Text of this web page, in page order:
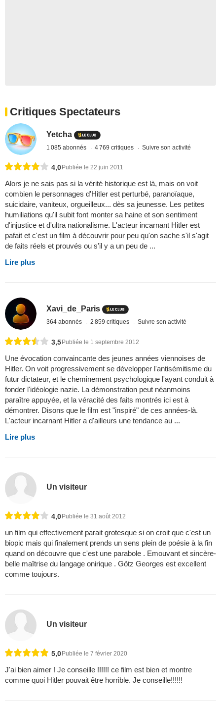
Critiques Spectateurs
Yetcha
1 085 abonnés 4 769 critiques Suivre son activité
4,0 Publiée le 22 juin 2011
Alors je ne sais pas si la vérité historique est là, mais on voit
combien le personnages d'Hitler est perturbé, paranoïaque,
suicidaire, vaniteux, orgueilleux... dès sa jeunesse. Les petites
humiliations qu'il subit font monter sa haine et son sentiment
d'injustice et d'ultra nationalisme. L'acteur incarnant Hitler est
pafait et c'est un film à découvrir pour peu qu'on sache s'il s'agit
de faits réels et prouvés ou s'il y a un peu de ...
Lire plus
Xavi_de_Paris
364 abonnés 2 859 critiques Suivre son activité
3,5Publiée le 1 septembre 2012
Une évocation convaincante des jeunes années viennoises de
Hitler. On voit progressivement se développer l'antisémitisme du
futur dictateur, et le cheminement psychologique l'ayant conduit à
fonder l'idéologie nazie. La démonstration peut néanmoins
paraître appuyée, et la véracité des faits montrés ici est à
démontrer. Disons que le film est "inspiré" de ces années-là.
L'acteur incarnant Hitler a d'ailleurs une tendance au ...
Lire plus
Un visiteur
4,0Publiée le 31 août 2012
un film qui effectivement parait grotesque si on croit que c'est un
biopic mais qui finalement prends un sens plein de poésie à la fin
quand on découvre que c'est une parabole . Emouvant et sincère-
belle maîtrise du langage onirique . Götz Georges est excellent
comme toujours.
Un visiteur
5,0 Publiée le 7 février 2020
J'ai bien aimer ! Je conseille !!!!!! ce film est bien et montre
comme quoi Hitler pouvait être horrible. Je conseille!!!!!!